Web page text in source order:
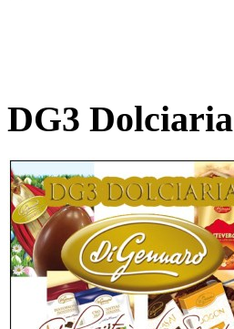
DG3 Dolciaria